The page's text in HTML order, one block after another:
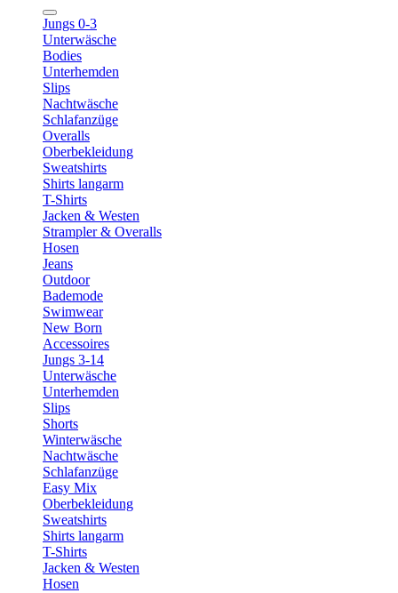
Jungs 0-3
Unterwäsche
Bodies
Unterhemden
Slips
Nachtwäsche
Schlafanzüge
Overalls
Oberbekleidung
Sweatshirts
Shirts langarm
T-Shirts
Jacken & Westen
Strampler & Overalls
Hosen
Jeans
Outdoor
Bademode
Swimwear
New Born
Accessoires
Jungs 3-14
Unterwäsche
Unterhemden
Slips
Shorts
Winterwäsche
Nachtwäsche
Schlafanzüge
Easy Mix
Oberbekleidung
Sweatshirts
Shirts langarm
T-Shirts
Jacken & Westen
Hosen